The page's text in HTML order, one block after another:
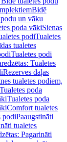
Bidē
un vāku
poda vākiSienas
podiTualetes
tualetes
Tualetes podi
Tualetes
Rezerves daļas
tualetes podiem,
Tualetes poda
Tualetes poda
Comfort tualetes
podiPaaugstināti
tualetes
Pagarināti